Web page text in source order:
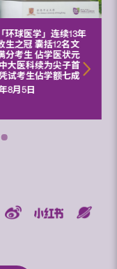
环球医学」连续13年
生之冠 囊括12名文
分考生 佔学医状元
大医科续为尖子首
试考生佔学额七成
8月5日